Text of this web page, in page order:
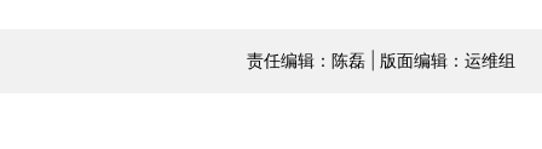
责任编辑：陈磊 | 版面编辑：运维组